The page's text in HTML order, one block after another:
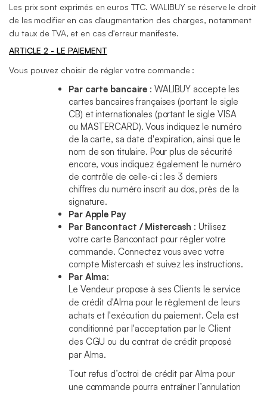
Les prix sont exprimés en euros TTC. WALIBUY se réserve le droit
de les modifier en cas d'augmentation des charges, notamment
du taux de TVA, et en cas d'erreur manifeste.
ARTICLE 2 - LE PAIEMENT
Vous pouvez choisir de régler votre commande :
Par carte bancaire : WALIBUY accepte les
cartes bancaires françaises (portant le sigle
CB) et internationales (portant le sigle VISA
ou MASTERCARD). Vous indiquez le numéro
de la carte, sa date d'expiration, ainsi que le
nom de son titulaire. Pour plus de sécurité
encore, vous indiquez également le numéro
de contrôle de celle-ci : les 3 derniers
chiffres du numéro inscrit au dos, près de la
signature.
Par Apple Pay
Par Bancontact / Mistercash : Utilisez
votre carte Bancontact pour régler votre
commande. Connectez vous avec votre
compte Mistercash et suivez les instructions.
Par Alma:
Le Vendeur propose à ses Clients le service
de crédit d'Alma pour le règlement de leurs
achats et l'exécution du paiement. Cela est
conditionné par l'acceptation par le Client
des CGU ou du contrat de crédit proposé
par Alma.
Tout refus d’octroi de crédit par Alma pour
une commande pourra entraîner l’annulation